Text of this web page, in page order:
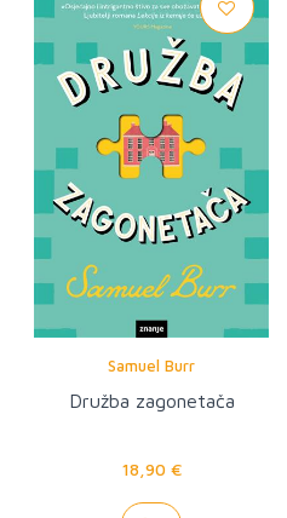
Samuel Burr
Družba zagonetača
18,90 €